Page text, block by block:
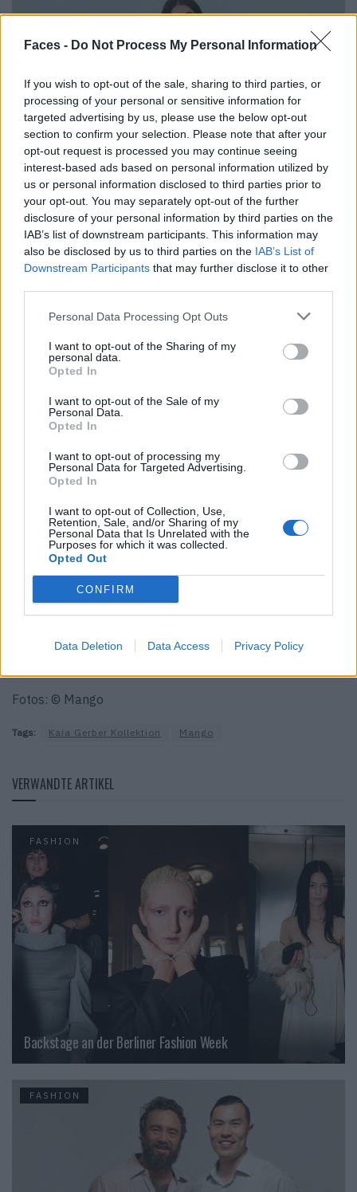
Faces - Do Not Process My Personal Information
If you wish to opt-out of the sale, sharing to third parties, or
processing of your personal or sensitive information for
targeted advertising by us, please use the below opt-out
section to confirm your selection. Please note that after your
opt-out request is processed you may continue seeing
interest-based ads based on personal information utilized by
us or personal information disclosed to third parties prior to
your opt-out. You may separately opt-out of the further
disclosure of your personal information by third parties on the
IAB’s list of downstream participants. This information may
also be disclosed by us to third parties on the IAB’s List of
Downstream Participants that may further disclose it to other
Personal Data Processing Opt Outs
I want to opt-out of the Sharing of my
personal data.
Opted In
I want to opt-out of the Sale of my
Personal Data.
Opted In
I want to opt-out of processing my
Personal Data for Targeted Advertising.
Opted In
I want to opt-out of Collection, Use,
Retention, Sale, and/or Sharing of my
Personal Data that Is Unrelated with the
Purposes for which it was collected.
Opted Out
CONFIRM
Data Deletion Data Access Privacy Policy
Kaia tritt damit in die Fußstapfen von Legenden: Naomi,
sich gewinnen konnte. Eine lange Tradition, wenn es
darum geht, starke Frauen mit starker Attitüde zu feiern.
kann die Craft Your Own Story Kollektion
und shoppen.
Mehr über Kaia Gerbers eigene Geschichte und ihre Sicht
Fotos: © Mango
Tags: Kaia Gerber Kollektion Mango
VERWANDTE ARTIKEL
FASHION
Backstage an der Berliner Fashion Week
FASHION